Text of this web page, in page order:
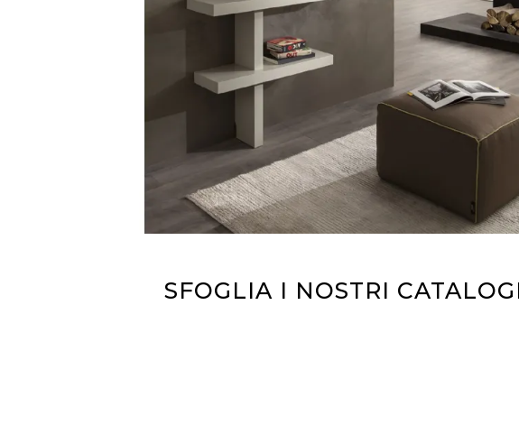
SFOGLIA I NOSTRI